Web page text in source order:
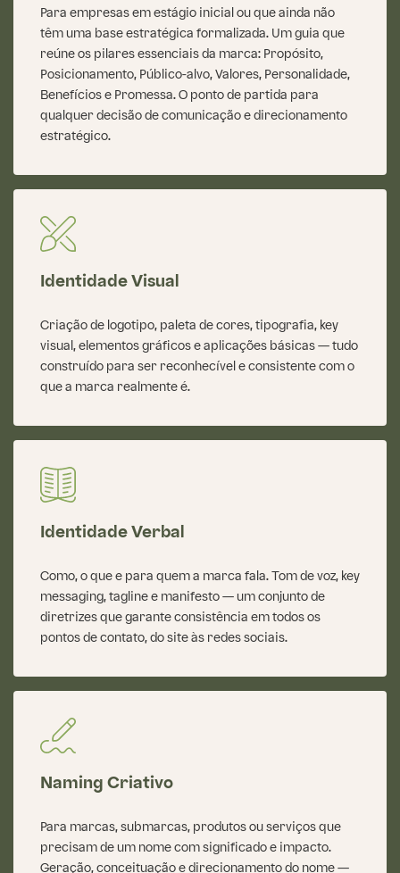
Para empresas em estágio inicial ou que ainda não
têm uma base estratégica formalizada. Um guia que
reúne os pilares essenciais da marca: Propósito,
Posicionamento, Público-alvo, Valores, Personalidade,
Benefícios e Promessa. O ponto de partida para
qualquer decisão de comunicação e direcionamento
estratégico.
Identidade Visual
Criação de logotipo, paleta de cores, tipografia, key
visual, elementos gráficos e aplicações básicas — tudo
construído para ser reconhecível e consistente com o
que a marca realmente é.
Identidade Verbal
Como, o que e para quem a marca fala. Tom de voz, key
messaging, tagline e manifesto — um conjunto de
diretrizes que garante consistência em todos os
pontos de contato, do site às redes sociais.
Naming Criativo
Para marcas, submarcas, produtos ou serviços que
precisam de um nome com significado e impacto.